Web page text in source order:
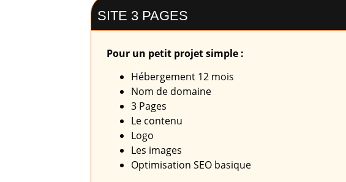
SITE 3 PAGES
Pour un petit projet simple :
Hébergement 12 mois
Nom de domaine
3 Pages
Le contenu
Logo
Les images
Optimisation SEO basique